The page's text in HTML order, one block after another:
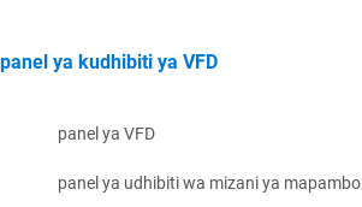
panel ya kudhibiti ya VFD
panel ya VFD
panel ya udhibiti wa mizani ya mapambo